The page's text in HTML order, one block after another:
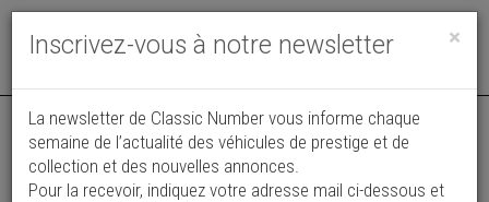
Toggle
×
Inscrivez-vous à notre newsletter
La newsletter de Classic Number vous informe chaque
semaine de l’actualité des véhicules de prestige et de
collection et des nouvelles annonces.
Pour la recevoir, indiquez votre adresse mail ci-dessous et